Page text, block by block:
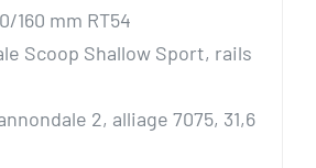
160 mm RT54
Scoop Shallow Sport, rails
2, alliage 7075, 31,6